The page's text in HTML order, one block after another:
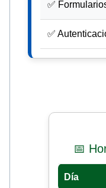
✅
✅
📅
Día